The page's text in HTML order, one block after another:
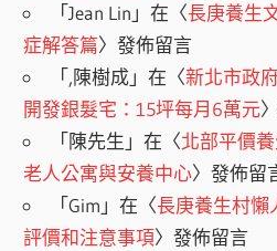
「Jean Lin 」在〈長庚養生
症解答篇〉發佈留言
「,陳樹成」在〈新北市政
開發銀髮宅：15坪每月6萬元
「陳先生 」在〈北部平價
老人公寓與安養中心〉發佈留
「Gim 」在〈長庚養生村懶
評價和注意事項〉發佈留言